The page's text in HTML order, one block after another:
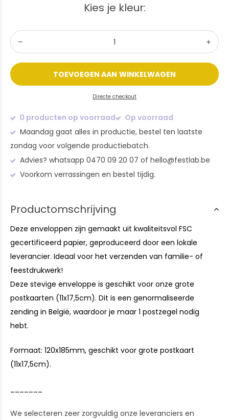
Kies je kleur:
TOEVOEGEN AAN WINKELWAGEN
Directe checkout
0 producten op voorraad
Op voorraad
Maandag gaat alles in productie, bestel ten laatste
zondag voor volgende productiebatch.
Advies? whatsapp 0470 09 20 07 of hello@festlab.be
Voorkom verrassingen en bestel tijdig.
Productomschrijving
Deze enveloppen zijn gemaakt uit kwaliteitsvol FSC
gecertificeerd papier, geproduceerd door een lokale
leverancier. Ideaal voor het verzenden van familie- of
feestdrukwerk!
Deze stevige enveloppe is geschikt voor onze grote
postkaarten (11x17,5cm). Dit is een genormaliseerde
zending in België, waardoor je maar 1 postzegel nodig
hebt.
Formaat: 120x185mm, geschikt voor grote postkaart
(11x17,5cm).
We selecteren zeer zorgvuldig onze leveranciers en